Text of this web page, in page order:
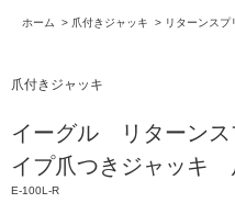
ホーム > 爪付きジャッキ > リターンスプ
爪付きジャッキ
イーグル リターンス
イプ爪つきジャッキ
E-100L-R